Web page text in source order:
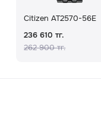
Citizen AT2570-56E
236 610 тг.
262 900 тг.